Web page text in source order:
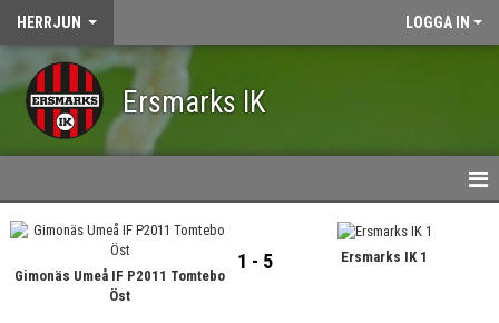
HERRJUN LOGGA IN
Ersmarks IK
HEM
NYHETER
Gimonäs Umeå IF P2011 Tomtebo
Öst
1 - 5 Ersmarks IK 1